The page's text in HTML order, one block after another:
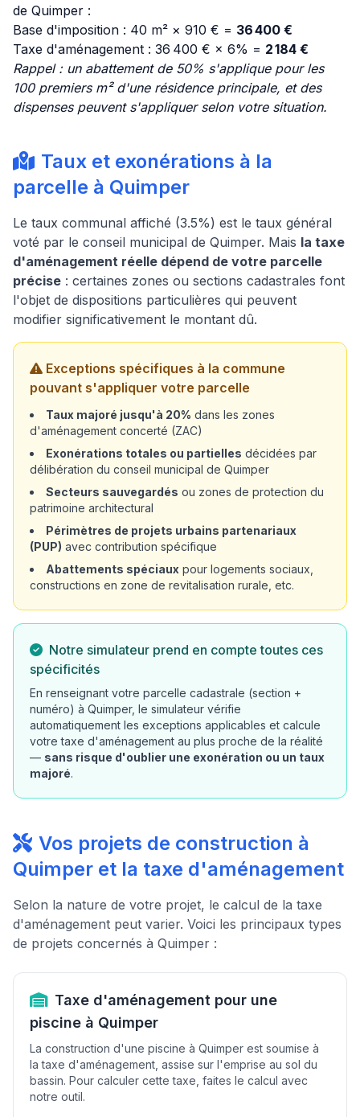
de Quimper :
Base d'imposition : 40 m² × 910 € = 36 400 €
Taxe d'aménagement : 36 400 € × 6% = 2 184 €
Rappel : un abattement de 50% s'applique pour les
100 premiers m² d'une résidence principale, et des
dispenses peuvent s'appliquer selon votre situation.
Taux et exonérations à la
parcelle à Quimper
Le taux communal affiché (3.5%) est le taux général
voté par le conseil municipal de Quimper. Mais la taxe
d'aménagement réelle dépend de votre parcelle
précise : certaines zones ou sections cadastrales font
l'objet de dispositions particulières qui peuvent
modifier significativement le montant dû.
Exceptions spécifiques à la commune
pouvant s'appliquer votre parcelle
Taux majoré jusqu'à 20% dans les zones
d'aménagement concerté (ZAC)
Exonérations totales ou partielles décidées par
délibération du conseil municipal de Quimper
Secteurs sauvegardés ou zones de protection du
patrimoine architectural
Périmètres de projets urbains partenariaux
(PUP) avec contribution spécifique
Abattements spéciaux pour logements sociaux,
constructions en zone de revitalisation rurale, etc.
Notre simulateur prend en compte toutes ces
spécificités
En renseignant votre parcelle cadastrale (section +
numéro) à Quimper, le simulateur vérifie
automatiquement les exceptions applicables et calcule
votre taxe d'aménagement au plus proche de la réalité
— sans risque d'oublier une exonération ou un taux
majoré.
Vos projets de construction à
Quimper et la taxe d'aménagement
Selon la nature de votre projet, le calcul de la taxe
d'aménagement peut varier. Voici les principaux types
de projets concernés à Quimper :
Taxe d'aménagement pour une
piscine à Quimper
La construction d'une piscine à Quimper est soumise à
la taxe d'aménagement, assise sur l'emprise au sol du
bassin. Pour calculer cette taxe, faites le calcul avec
notre outil.